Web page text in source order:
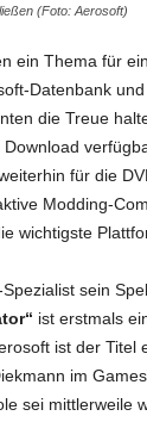
(Foto: Aerosoft)
ein Thema für
Datenbank
die Treue
für die
Modding-
wichtigste
sein
ist erstmals
ist der Titel
im
sei mittlerweile